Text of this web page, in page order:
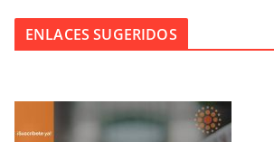
ENLACES SUGERIDOS